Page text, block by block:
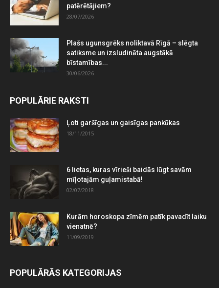
patērētājiem?
28/07/2026
Plašs ugunsgrēks noliktavā Rīgā – slēgta
satiksme un izsludināta augstākā
bīstamības...
30/06/2026
POPULĀRIE RAKSTI
Ļoti garšīgas un gaisīgas pankūkas
18/11/2015
6 lietas, kuras vīrieši baidās lūgt savām
mīļotajām guļamistabā!
02/07/2018
Kurām horoskopa zīmēm patīk pavadīt laiku
vienatnē?
11/09/2019
POPULĀRĀS KATEGORIJAS